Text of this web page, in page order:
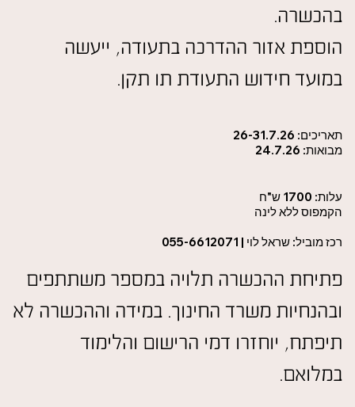
בהכשרה.
הוספת אזור ההדרכה בתעודה, ייעשה
במועד חידוש התעודת תו תקן.
תאריכים: 26-31.7.26
מבואות: 24.7.26
עלות: 1700 ש"ח
הקמפוס ללא לינה
רכז מוביל: שראל לוי | 055-6612071
פתיחת ההכשרה תלויה במספר משתתפים
ובהנחיות משרד החינוך. במידה וההכשרה לא
תיפתח, יוחזרו דמי הרישום והלימוד
במלואם.